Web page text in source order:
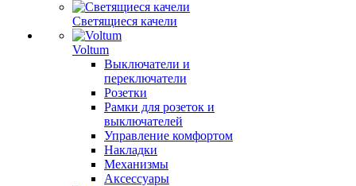
Светящиеся качели
Voltum
Выключатели и
переключатели
Розетки
Рамки для розеток и
выключателей
Управление комфортом
Накладки
Механизмы
Аксессуары